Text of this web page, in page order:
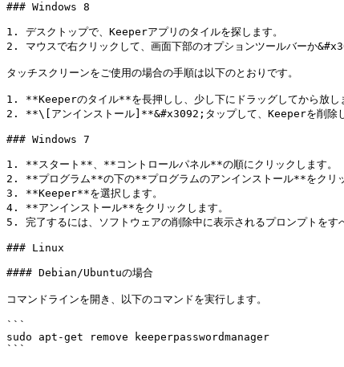
### Windows 8
1. デスクトップで、Keeperアプリのタイルを探します。
2. マウスで右クリックして、画面下部のオプションツールバーか
タッチスクリーンをご使用の場合の手順は以下のとおりです。
1. **Keeperのタイル**を長押しし、少し下にドラッグしてから放し
2. **\[アンインストール]**&#x3092;タップして、Keeperを削除し
### Windows 7
1. **スタート**、**コントロールパネル**の順にクリックします。
2. **プログラム**の下の**プログラムのアンインストール**をクリッ
3. **Keeper**を選択します。
4. **アンインストール**をクリックします。
5. 完了するには、ソフトウェアの削除中に表示されるプロンプトをす
### Linux
#### Debian/Ubuntuの場合
コマンドラインを開き、以下のコマンドを実行します。
```
sudo apt-get remove keeperpasswordmanager
```